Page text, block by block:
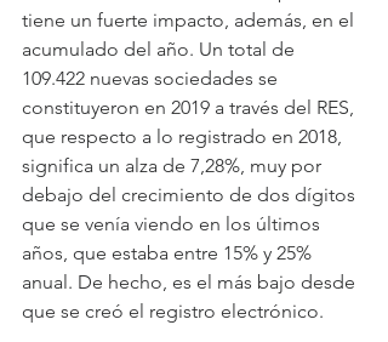
tiene un fuerte impacto, además, en el
acumulado del año. Un total de
109.422 nuevas sociedades se
constituyeron en 2019 a través del RES,
que respecto a lo registrado en 2018,
significa un alza de 7,28%, muy por
debajo del crecimiento de dos dígitos
que se venía viendo en los últimos
años, que estaba entre 15% y 25%
anual. De hecho, es el más bajo desde
que se creó el registro electrónico.